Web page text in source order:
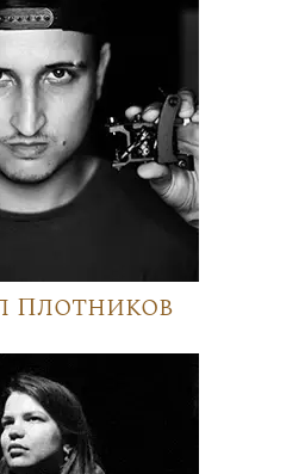
Плотников